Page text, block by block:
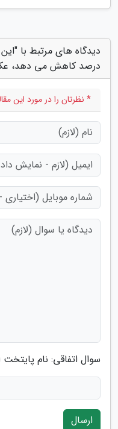
درصد کاهش می دهد،
* نظرتان را در مورد این
سوال اتفاقی: نام
ارسال